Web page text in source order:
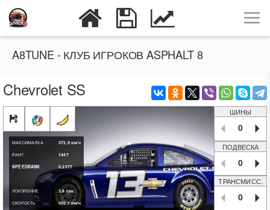
A8TUNE - КЛУБ ИГРОКОВ ASPHALT 8
Chevrolet SS
МАКСИМАЛКА 372.9км/ч
РАНГ
1447
SPEEDRANK
0.2577
УСКОРЕНИЕ 3.8сек.
СКОРОСТЬ
350.1км/ч
ШИНЫ
0
ПОДВЕСКА
0
ТРАНСМИСС.
0